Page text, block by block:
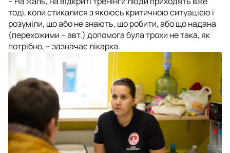
тоді, коли стикалися з якоюсь критичною ситуацією і
розуміли, що або не знають, що робити, або що надана
(перехожими – авт.) допомога була трохи не така, як
потрібно, – зазначає лікарка.